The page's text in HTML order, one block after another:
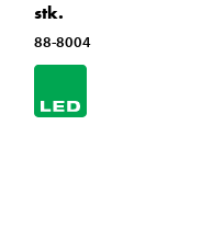
stk.
88-8004